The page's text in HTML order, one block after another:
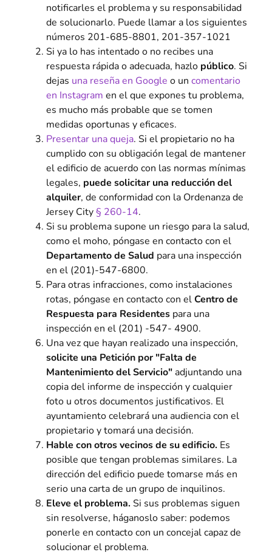
notificarles el problema y su responsabilidad
de solucionarlo. Puede llamar a los siguientes
números 201-685-8801, 201-357-1021
Si ya lo has intentado o no recibes una
respuesta rápida o adecuada, hazlo público. Si
dejas una reseña en Google o un comentario
en Instagram en el que expones tu problema,
es mucho más probable que se tomen
medidas oportunas y eficaces.
Presentar una queja. Si el propietario no ha
cumplido con su obligación legal de mantener
el edificio de acuerdo con las normas mínimas
legales, puede solicitar una reducción del
alquiler, de conformidad con la Ordenanza de
Jersey City§ 260-14.
Si su problema supone un riesgo para la salud,
como el moho, póngase en contacto con el
Departamento de Salud para una inspección
en el (201)-547-6800.
Para otras infracciones, como instalaciones
rotas, póngase en contacto con elCentro de
Respuesta para Residentes para una
inspección en el (201) -547- 4900.
Una vez que hayan realizado una inspección,
solicite una Petición por "Falta de
Mantenimiento del Servicio" adjuntando una
copia del informe de inspección y cualquier
foto u otros documentos justificativos. El
ayuntamiento celebrará una audiencia con el
propietario y tomará una decisión.
Hable con otros vecinos de su edificio. Es
posible que tengan problemas similares. La
dirección del edificio puede tomarse más en
serio una carta de un grupo de inquilinos.
Eleve el problema. Si sus problemas siguen
sin resolverse, háganoslo saber: podemos
ponerle en contacto con un concejal capaz de
solucionar el problema.